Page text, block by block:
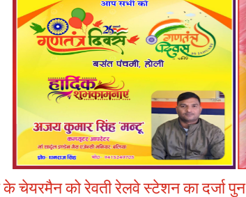
के चेयरमैन को रेवती रेलवे स्टेशन का दर्जा